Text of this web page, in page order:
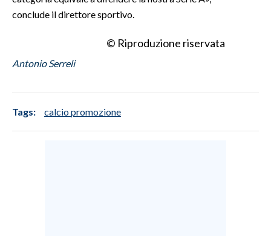
conclude il direttore sportivo.
© Riproduzione riservata
Antonio Serreli
Tags: calcio promozione